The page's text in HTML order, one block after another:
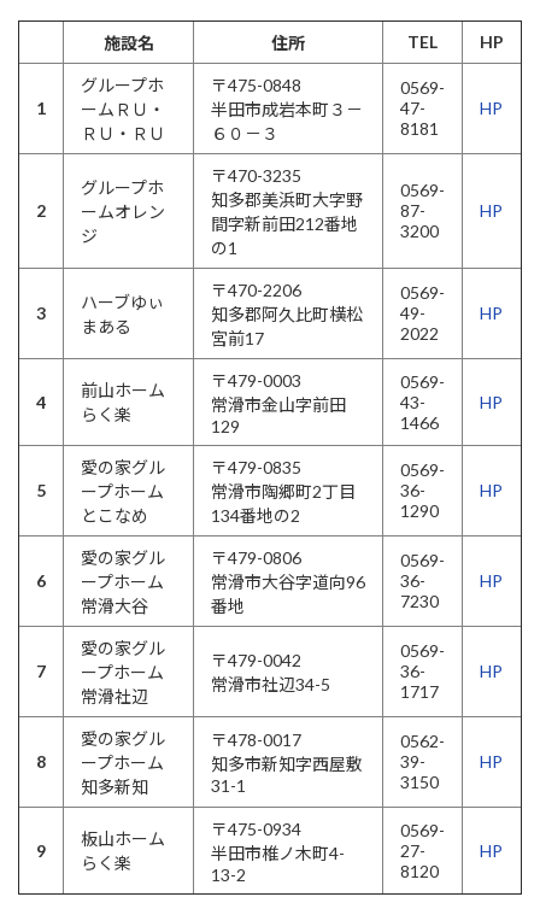
施設名 住所 TEL HP
1
グループホ
ームＲＵ・
ＲＵ・ＲＵ
〒475-0848
半田市成岩本町３－
６０－３
0569-
47-
8181
HP
2
グループホ
ームオレン
ジ
〒470-3235
知多郡美浜町大字野
間字新前田212番地
の1
0569-
87-
3200
HP
3
ハーブゆぃ
まある
〒470-2206
知多郡阿久比町横松
宮前17
0569-
49-
2022
HP
4
前山ホーム
らく楽
〒479-0003
常滑市金山字前田
129
0569-
43-
1466
HP
5
愛の家グル
ープホーム
とこなめ
〒479-0835
常滑市陶郷町2丁目
134番地の2
0569-
36-
1290
HP
6
愛の家グル
ープホーム
常滑大谷
〒479-0806
常滑市大谷字道向96
番地
0569-
36-
7230
HP
7
愛の家グル
ープホーム
常滑社辺
〒479-0042
常滑市社辺34-5
0569-
36-
1717
HP
8
愛の家グル
ープホーム
知多新知
〒478-0017
知多市新知字西屋敷
31-1
0562-
39-
3150
HP
9
板山ホーム
らく楽
〒475-0934
半田市椎ノ木町4-
13-2
0569-
27-
8120
HP